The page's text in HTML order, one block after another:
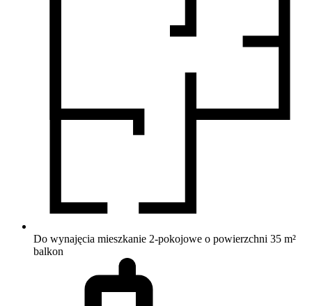
Do wynajęcia mieszkanie 2-pokojowe o powierzchni 35 m²
balkon